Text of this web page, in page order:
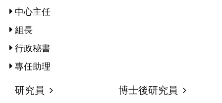
中心主任
組長
行政秘書
專任助理
研究員 博士後研究員